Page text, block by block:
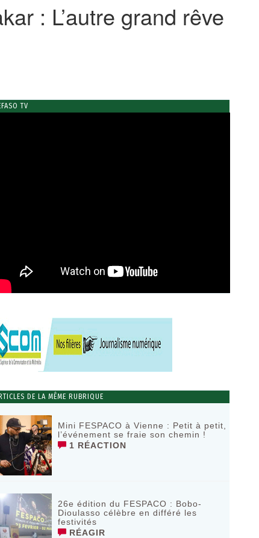
: L’autre grand rêve
TV
DE LA MÊME RUBRIQUE
Mini FESPACO à Vienne : Petit à petit,
l’événement se fraie son chemin !
1 RÉACTION
26e édition du FESPACO : Bobo-
Dioulasso célèbre en différé les
festivités
RÉAGIR